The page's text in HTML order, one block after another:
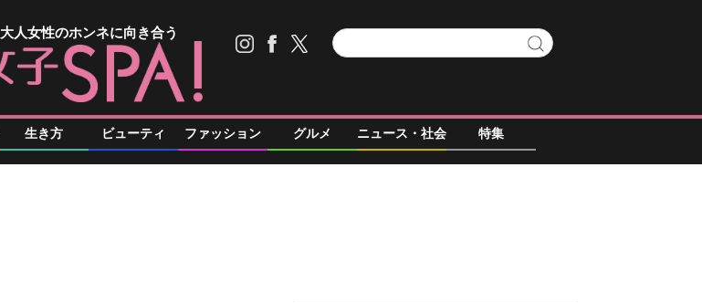
大人女性のホンネに向き合う
生き方 ビューティ ファッション グルメ ニュース・社会 特集